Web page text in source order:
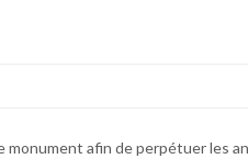
monument afin de perpétuer les